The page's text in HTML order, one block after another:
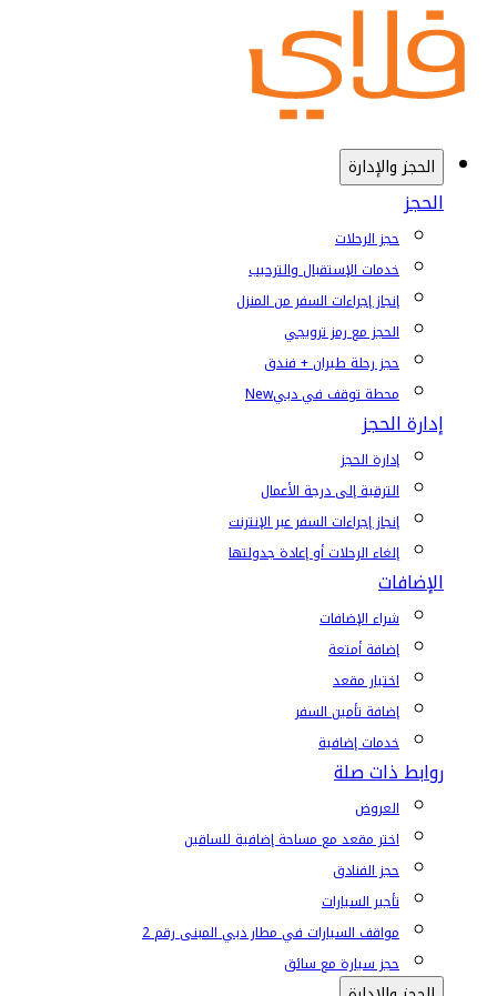
الحجز والإدارة
الحجز
حجز الرحلات
خدمات الإستقبال والترحيب
إنجاز إجراءات السفر من المنزل
الحجز مع رمز ترويجي
حجز رحلة طيران + فندق
محطة توقف في دبيNew
إدارة الحجز
إدارة الحجز
الترقية إلى درجة الأعمال
إنجاز إجراءات السفر عبر الإنترنت
إلغاء الرحلات أو إعادة جدولتها
الإضافات
شراء الإضافات
إضافة أمتعة
اختيار مقعد
إضافة تأمين السفر
خدمات إضافية
روابط ذات صلة
العروض
اختر مقعد مع مساحة إضافية للساقين
حجز الفنادق
تأجير السيارات
مواقف السيارات في مطار دبي المبنى رقم 2
حجز سيارة مع سائق